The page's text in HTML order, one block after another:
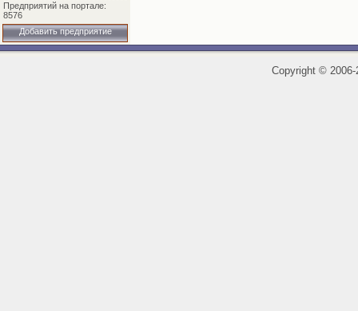
Предприятий на портале:
8576
Добавить предприятие
Copyright ©